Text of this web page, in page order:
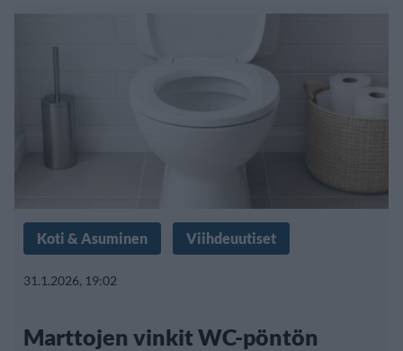
Koti & Asuminen Viihdeuutiset
31.1.2026, 19:02
Marttojen vinkit WC-pöntön